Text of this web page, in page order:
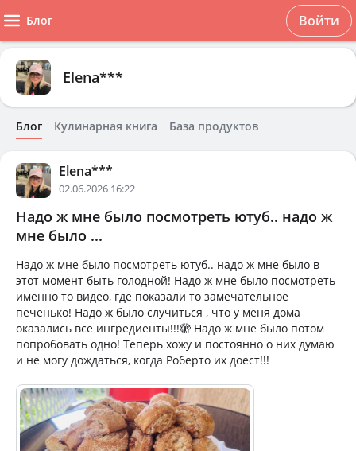
Блог Войти
Elena***
Блог Кулинарная книга База продуктов
Elena***
02.06.2026 16:22
Надо ж мне было посмотреть ютуб.. надо ж
мне было ...
Надо ж мне было посмотреть ютуб.. надо ж мне было в
этот момент быть голодной! Надо ж мне было посмотреть
именно то видео, где показали то замечательное
печенько! Надо ж было случиться , что у меня дома
оказались все ингредиенты!!!🫣 Надо ж мне было потом
попробовать одно! Теперь хожу и постоянно о них думаю
и не могу дождаться, когда Роберто их доест!!!